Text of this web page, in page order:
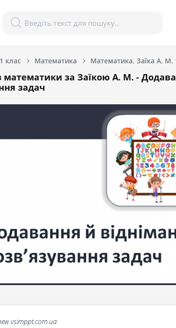
клас Математика Математика. Заїка А. М.
математики за Заїкою А. М. -
задач